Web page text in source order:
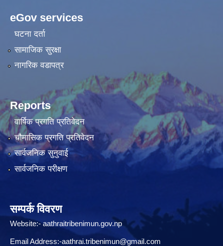
eGov services
घटना दर्ता
सामाजिक सुरक्षा
नागरिक वडापत्र
Reports
वार्षिक प्रगति प्रतिवेदन
चौमासिक प्रगति प्रतिवेदन
सार्वजनिक सुनुवाई
सार्वजनिक परीक्षण
सम्पर्क विवरण
Website:-aathraitribenimun.gov.np
Email Address:-aathrai.tribenimun@gmail.com